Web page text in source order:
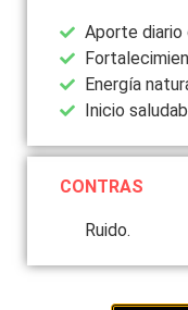
Aporte diario
Energía
Inicio
CONTRAS
Ruido.